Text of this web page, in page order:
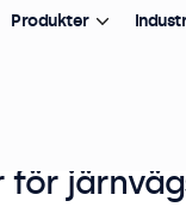
för
Produkter